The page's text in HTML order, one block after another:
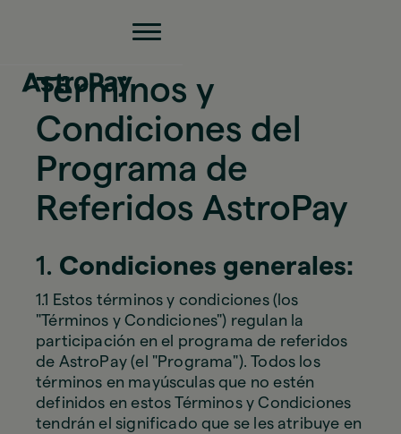
Términos y
Condiciones del
Programa de
Referidos AstroPay
1. Condiciones generales:
1.1 Estos términos y condiciones (los
"Términos y Condiciones") regulan la
participación en el programa de referidos
de AstroPay (el "Programa"). Todos los
términos en mayúsculas que no estén
definidos en estos Términos y Condiciones
tendrán el significado que se les atribuye en